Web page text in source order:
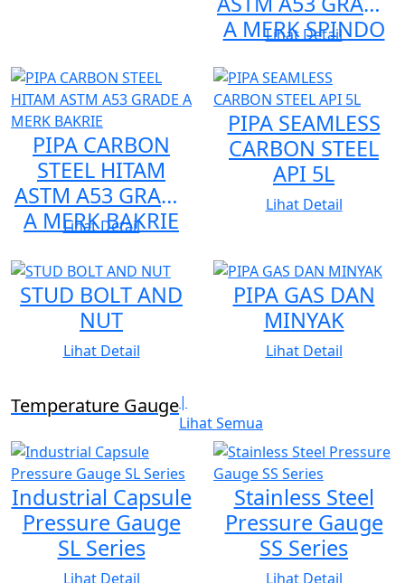
1. PIPE, FITTING, DAN FLANGE
Kami menyediakan berbagai produk "pipe, fitting, dan
flange" berbahan Carbon Steel dan Stainless Steel dari
berbagai merek terpercaya.
FITTING
Merek:
1. BENKAN
1. Carbon Steel Flange ASTM A105
2. Stainless Steel Flange
3. METALLFAR
4. ULMA
A MERK SPINDO
Lihat Detail
PIPA CARBON
STEEL HITAM
ASTM A53 GRADE
A MERK BAKRIE
Lihat Detail
PIPA SEAMLESS
CARBON STEEL
API 5L
Lihat Detail
STUD BOLT AND
NUT
Lihat Detail
PIPA GAS DAN
MINYAK
Lihat Detail
Temperature Gauge|
Lihat Semua
Industrial Capsule
Pressure Gauge
SL Series
Lihat Detail
Stainless Steel
Pressure Gauge
SS Series
Lihat Detail